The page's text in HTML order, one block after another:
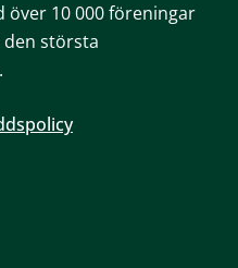
10 000 föreningar
största